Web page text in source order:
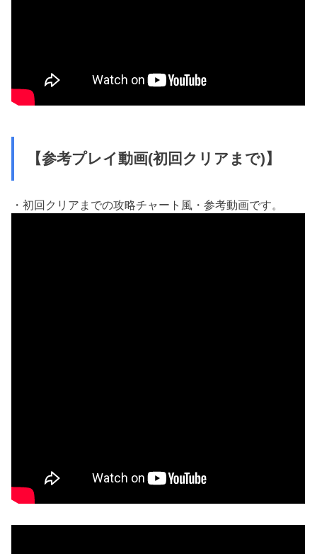
【参考プレイ動画(初回クリアまで)】
・初回クリアまでの攻略チャート風・参考動画です。